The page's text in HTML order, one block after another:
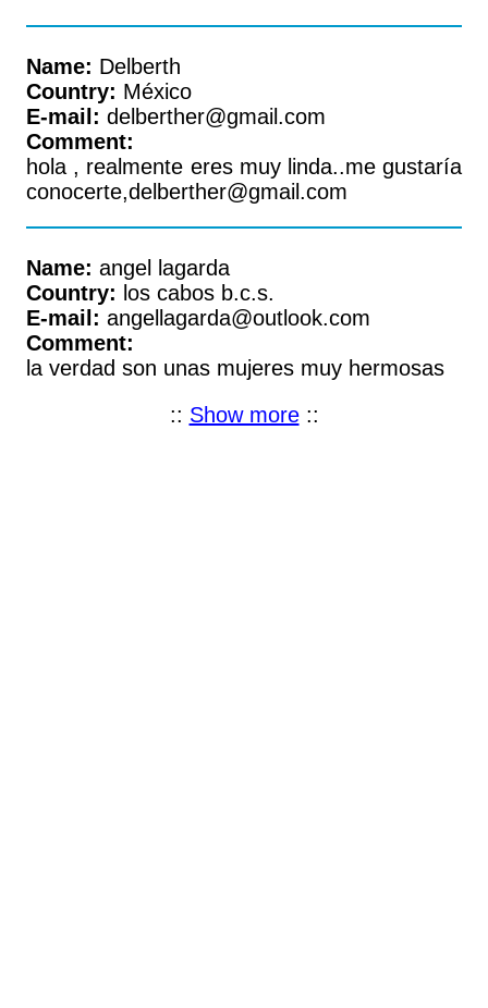
Name: Delberth
Country: México
E-mail: delberther@gmail.com
Comment:
hola , realmente eres muy linda..me gustaría
conocerte,delberther@gmail.com
Name: angel lagarda
Country: los cabos b.c.s.
E-mail: angellagarda@outlook.com
Comment:
la verdad son unas mujeres muy hermosas
:: Show more::